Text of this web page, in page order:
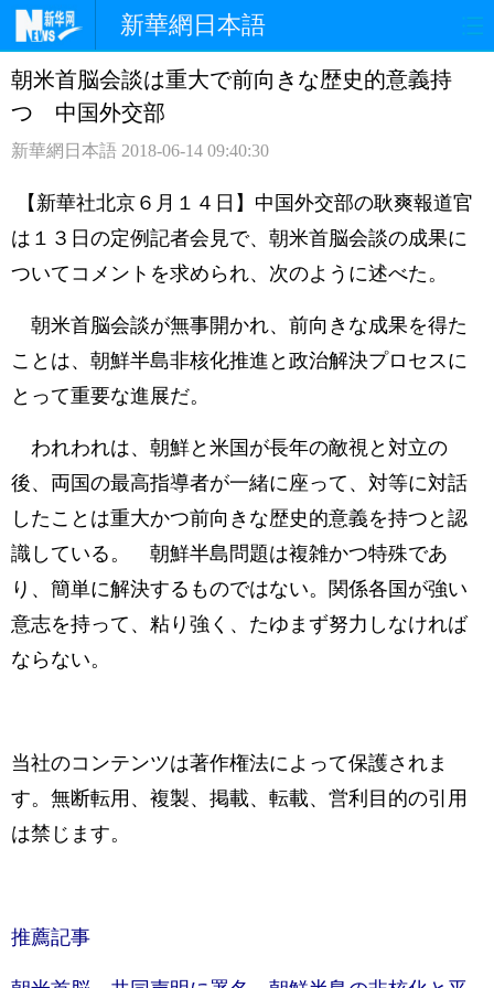
新華網日本語
ホームページ 政治 経済
観光 評論 写真
中日対訳
朝米首脳会談は重大で前向きな歴史的意義持
つ 中国外交部
新華網日本語 2018-06-14 09:40:30
【新華社北京６月１４日】中国外交部の耿爽報道官
は１３日の定例記者会見で、朝米首脳会談の成果に
ついてコメントを求められ、次のように述べた。
朝米首脳会談が無事開かれ、前向きな成果を得た
ことは、朝鮮半島非核化推進と政治解決プロセスに
とって重要な進展だ。
われわれは、朝鮮と米国が長年の敵視と対立の
後、両国の最高指導者が一緒に座って、対等に対話
したことは重大かつ前向きな歴史的意義を持つと認
識している。 朝鮮半島問題は複雑かつ特殊であ
り、簡単に解決するものではない。関係各国が強い
意志を持って、粘り強く、たゆまず努力しなければ
ならない。
当社のコンテンツは著作権法によって保護されま
す。無断転用、複製、掲載、転載、営利目的の引用
は禁じます。
推薦記事